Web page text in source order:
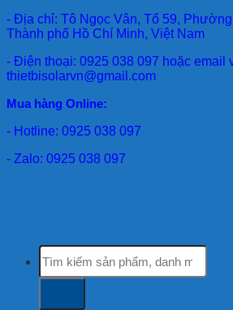
- Địa chỉ: Tô Ngọc Vân, Tổ 59,
Thành phố Hồ Chí Minh, Việt Nam
- Điện thoại: 0925 038 097 hoặc email
thietbisolarvn@gmail.com
Mua hàng Online:
- Hotline: 0925 038 097
- Zalo: 0925 038 097
Tìm
kiếm: